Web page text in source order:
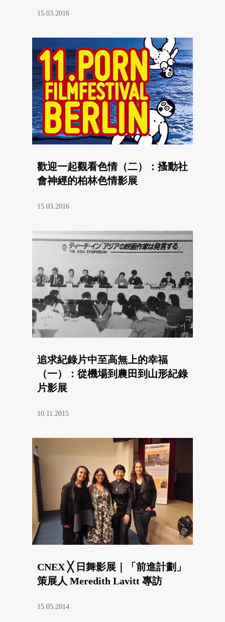
15.03.2016
歡迎一起觀看色情（二）：搔動社
會神經的柏林色情影展
15.03.2016
追求紀錄片中至高無上的幸福
（一）：從機場到農田到山形紀錄
片影展
10.11.2015
CNEX ╳ 日舞影展｜「前進計劃」
策展人 Meredith Lavitt 專訪
15.05.2014